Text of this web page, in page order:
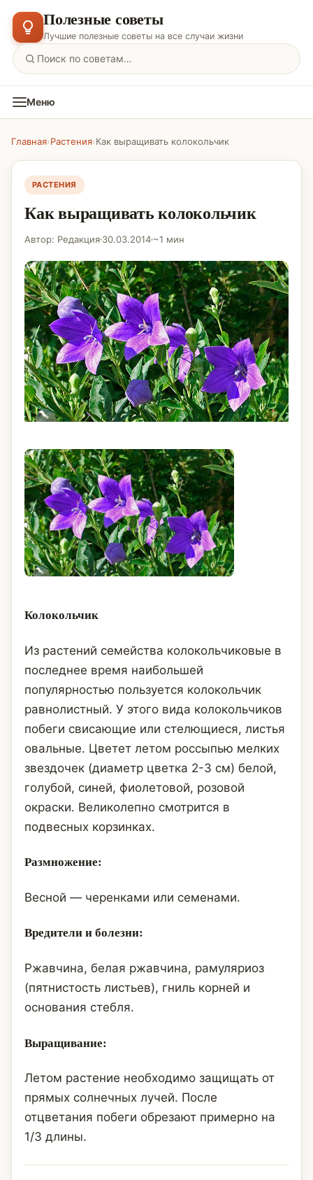
Полезные советы
Лучшие полезные советы на все случаи жизни
Меню
Главная›Растения›Как выращивать колокольчик
РАСТЕНИЯ
Как выращивать колокольчик
Автор: Редакция 30.03.2014 ~1 мин
Колокольчик
Из растений семейства колокольчиковые в
последнее время наибольшей
популярностью пользуется колокольчик
равнолистный. У этого вида колокольчиков
побеги свисающие или стелющиеся, листья
овальные. Цветет летом россыпью мелких
звездочек (диаметр цветка 2-3 см) белой,
голубой, синей, фиолетовой, розовой
окраски. Великолепно смотрится в
подвесных корзинках.
Размножение:
Весной — черенками или семенами.
Вредители и болезни:
Ржавчина, белая ржавчина, рамуляриоз
(пятнистость листьев), гниль корней и
основания стебля.
Выращивание:
Летом растение необходимо защищать от
прямых солнечных лучей. После
отцветания побеги обрезают примерно на
1/3 длины.